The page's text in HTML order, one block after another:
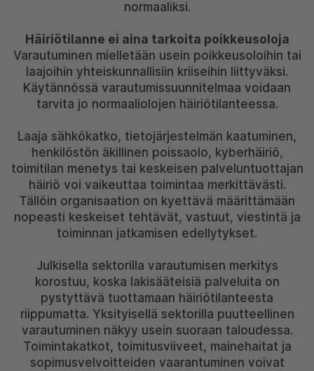
normaaliksi.
Häiriötilanne ei aina tarkoita poikkeusoloja
Varautuminen mielletään usein poikkeusoloihin tai
laajoihin yhteiskunnallisiin kriiseihin liittyväksi.
Käytännössä varautumissuunnitelmaa voidaan
tarvita jo normaaliolojen häiriötilanteessa.
Laaja sähkökatko, tietojärjestelmän kaatuminen,
henkilöstön äkillinen poissaolo, kyberhäiriö,
toimitilan menetys tai keskeisen palveluntuottajan
häiriö voi vaikeuttaa toimintaa merkittävästi.
Tällöin organisaation on kyettävä määrittämään
nopeasti keskeiset tehtävät, vastuut, viestintä ja
toiminnan jatkamisen edellytykset.
Julkisella sektorilla varautumisen merkitys
korostuu, koska lakisääteisiä palveluita on
pystyttävä tuottamaan häiriötilanteesta
riippumatta. Yksityisellä sektorilla puutteellinen
varautuminen näkyy usein suoraan taloudessa.
Toimintakatkot, toimitusviiveet, mainehaitat ja
sopimusvelvoitteiden vaarantuminen voivat